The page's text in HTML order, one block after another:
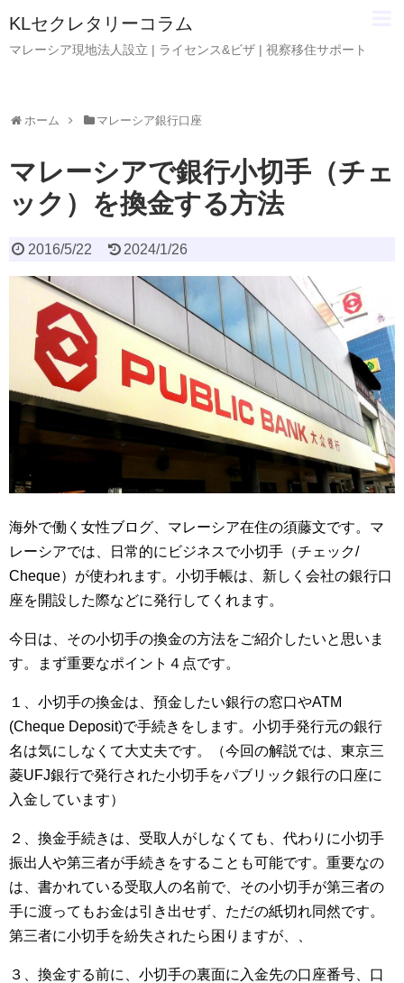
KLセクレタリーコラム
マレーシア現地法人設立 | ライセンス&ビザ | 視察移住サポート
ホーム マレーシア銀行口座
マレーシアで銀行小切手（チェ
ック）を換金する方法
2016/5/22 2024/1/26
海外で働く女性ブログ、マレーシア在住の須藤文です。マ
レーシアでは、日常的にビジネスで小切手（チェック/
Cheque）が使われます。小切手帳は、新しく会社の銀行口
座を開設した際などに発行してくれます。
今日は、その小切手の換金の方法をご紹介したいと思いま
す。まず重要なポイント４点です。
１、小切手の換金は、預金したい銀行の窓口やATM
(Cheque Deposit)で手続きをします。小切手発行元の銀行
名は気にしなくて大丈夫です。（今回の解説では、東京三
菱UFJ銀行で発行された小切手をパブリック銀行の口座に
入金しています）
２、換金手続きは、受取人がしなくても、代わりに小切手
振出人や第三者が手続きをすることも可能です。重要なの
は、書かれている受取人の名前で、その小切手が第三者の
手に渡ってもお金は引き出せず、ただの紙切れ同然です。
第三者に小切手を紛失されたら困りますが、、
３、換金する前に、小切手の裏面に入金先の口座番号、口